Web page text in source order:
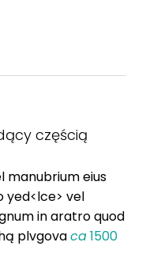
częścią
manubrium eius
yed<lce> vel
in aratro quod
plvgovaca1500